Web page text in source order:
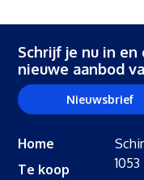
Schrijf je nu in
nieuwe aanbod
Nieuwsbrief
Home
Te koop